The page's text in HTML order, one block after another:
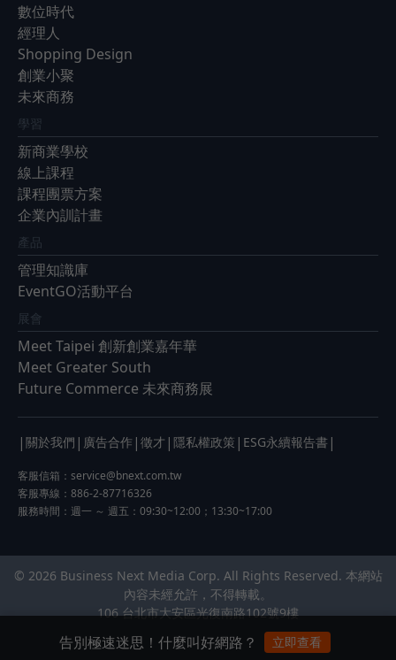
數位時代
經理人
Shopping Design
創業小聚
未來商務
學習
新商業學校
線上課程
課程團票方案
企業內訓計畫
產品
管理知識庫
EventGO活動平台
展會
Meet Taipei 創新創業嘉年華
Meet Greater South
Future Commerce 未來商務展
| 關於我們 | 廣告合作 | 徵才 | 隱私權政策 | ESG永續報告書 |
客服信箱： service@bnext.com.tw
客服專線：886-2-87716326
服務時間：週一 ～ 週五：09:30~12:00；13:30~17:00
© 2026 Business Next Media Corp. All Rights Reserved. 本網站
內容未經允許，不得轉載。
106 台北市大安區光復南路102號9樓
告別極速迷思！什麼叫好網路？ 立即查看